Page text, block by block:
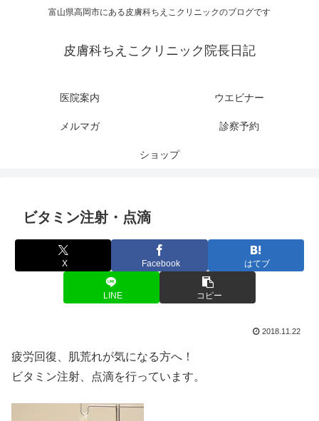
富山県高岡市にある皮膚科ちえこクリニックのブログです
皮膚科ちえこクリニック院長日記
医院案内 ウエビナー
メルマガ 診察予約
ショップ
ビタミン注射・点滴
X Facebook はてブ
LINE コピー
2018.11.22
疲労回復、肌荒れが気になる方へ！
ビタミン注射、点滴を行っています。